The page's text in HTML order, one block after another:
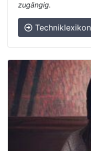
zugängig.
Techniklexikon